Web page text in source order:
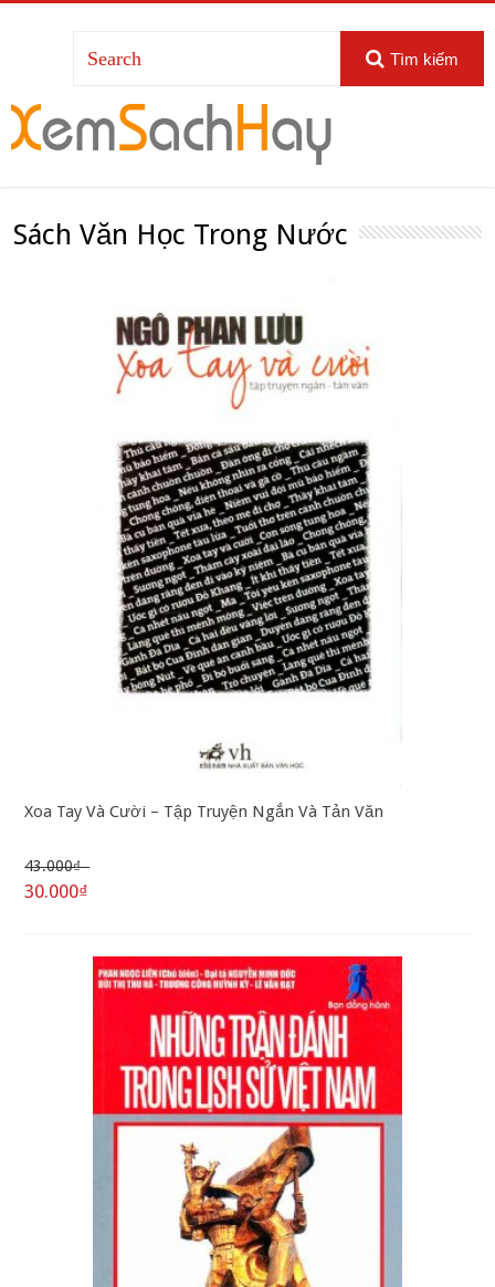
Tìm kiếm
Sách Văn Học Trong Nước
Xoa Tay Và Cười – Tập Truyện Ngắn Và Tản Văn
43.000₫
30.000₫